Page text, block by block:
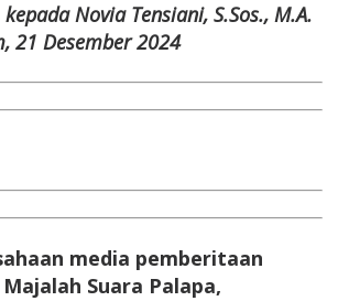
Novia Tensiani, S.Sos., M.A.
21 Desember 2024
media pemberitaan
Suara Palapa,